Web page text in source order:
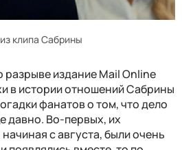
клипа Сабрины
разрыве издание Mail Online
в истории отношений Сабрины
фанатов о том, что дело
давно. Во-первых, их
с августа, были очень